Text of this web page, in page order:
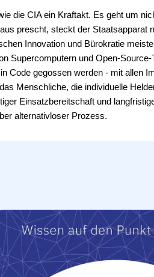
die CIA ein Kraftakt. Es geht um
prescht, steckt der Staatsapparat
Innovation und Bürokratie
Supercomputern und Open-Source-
Code gegossen werden - mit allen
Menschliche, die individuelle
Einsatzbereitschaft und
alternativloser Prozess.